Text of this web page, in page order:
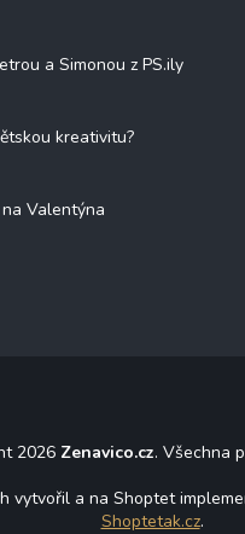
a Simonou z PS.ily
kreativitu?
Valentýna
2026 Zenavico.cz. Všechna
vytvořil a na Shoptet
Shoptetak.cz.